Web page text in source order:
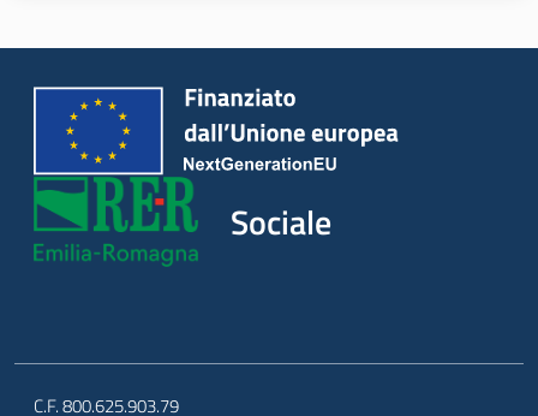
Novità
Servizi
Leggi Atti Bandi
Sociale
C.F. 800.625.903.79